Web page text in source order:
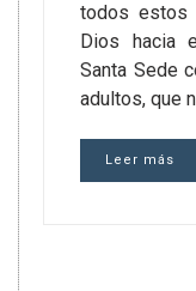
todos estos
Dios hacia
Santa Sede
adultos, que
Leer más